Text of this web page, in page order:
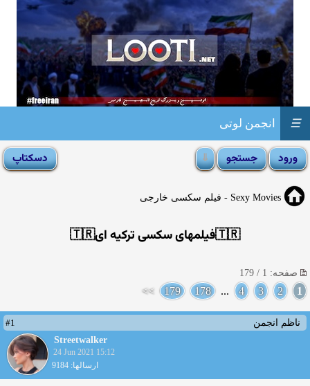
انجمن لوتی ☰
Sexy Movies - فیلم سکسی خارجی
🇹🇷فیلمهای سکسی ترکیه ای🇹🇷
صفحه: 1 / 179
1
2
3
4
...
178
179
>>
ناظم انجمن
#1
Streetwalker
24 Jun 2021 15:12
ارسالها: 9184